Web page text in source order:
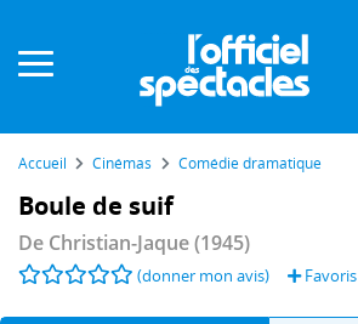
Accueil Cinémas Comédie dramatique
Boule de suif
De Christian-Jaque(1945)
(donner mon avis) Favoris